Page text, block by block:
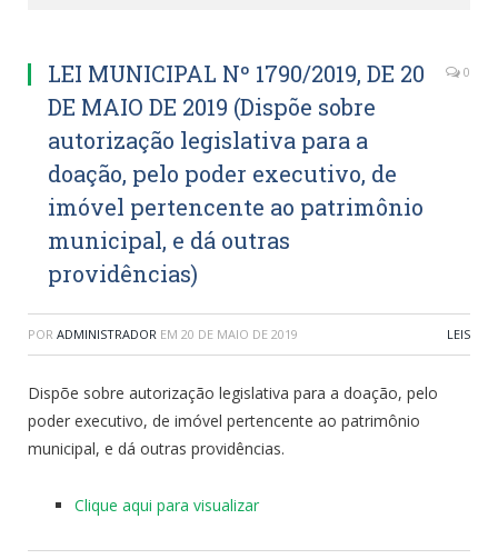
LEI MUNICIPAL Nº 1790/2019, DE 20
DE MAIO DE 2019 (Dispõe sobre
autorização legislativa para a
doação, pelo poder executivo, de
imóvel pertencente ao patrimônio
municipal, e dá outras
providências)
0
POR ADMINISTRADOR EM 20 DE MAIO DE 2019 LEIS
Dispõe sobre autorização legislativa para a doação, pelo
poder executivo, de imóvel pertencente ao patrimônio
municipal, e dá outras providências.
Clique aqui para visualizar